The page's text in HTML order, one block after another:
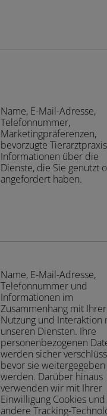
Name, E-Mail-Adresse,
Telefonnummer,
Marketingpräferenzen,
bevorzugte
Informationen über die
Dienste, die Sie genutzt
angefordert haben.
Name, E-Mail-Adresse,
Telefonnummer und
Informationen im
Zusammenhang mit Ihrer
Nutzung und Interaktion
unseren Diensten. Ihre
personenbezogenen
werden sicher
bevor sie weitergegeben
werden. Darüber hinaus
verwenden wir mit Ihrer
Einwilligung Cookies und
andere Tracking-